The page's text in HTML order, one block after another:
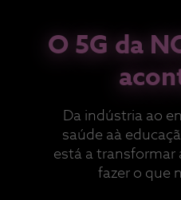
O 5G da
Da indústria ao
saúde aà
está a transformar
fazer o que